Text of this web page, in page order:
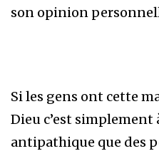
son opinion
Si les gens ont cette
Dieu c’est simplement
antipathique que des